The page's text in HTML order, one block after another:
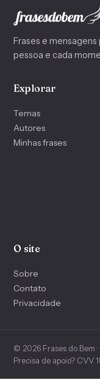
Frases e
pessoa e cada
Explorar
Temas
Autores
Minhas frases
O site
Sobre
Contato
Privacidade
© 2026 Frases do Bem
Precisa de apoio? CVV